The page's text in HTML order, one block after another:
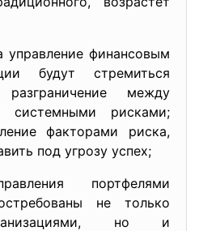
управление финансовым
будут стремиться
между
рисками;
факторами риска,
под угрозу успех;
портфелями
не только
но и